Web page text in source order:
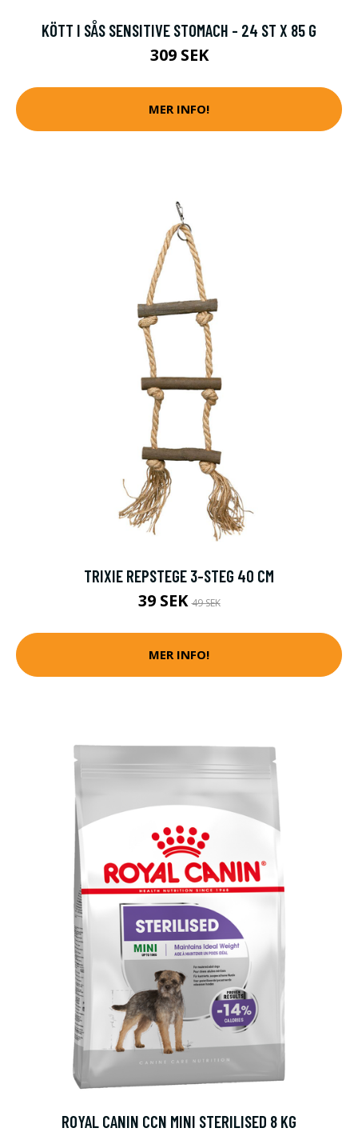
KÖTT I SÅS SENSITIVE STOMACH - 24 ST X 85 G
309 SEK
MER INFO!
TRIXIE REPSTEGE 3-STEG 40 CM
39 SEK49 SEK
MER INFO!
ROYAL CANIN CCN MINI STERILISED 8 KG